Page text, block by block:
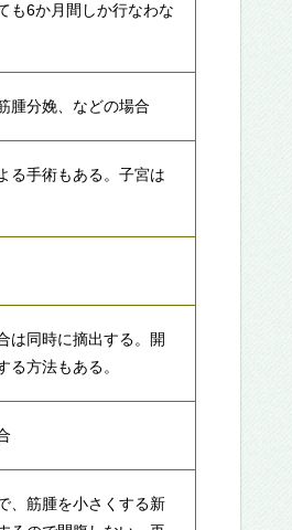
も6か月間しか行なわな
腫分娩、などの場合
る手術もある。子宮は
は同時に摘出する。開
方法もある。
、筋腫を小さくする新